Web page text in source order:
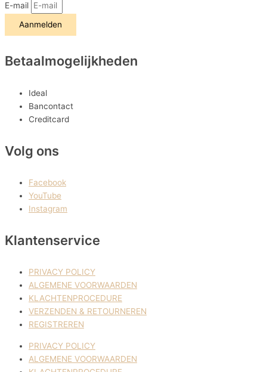
E-mail
Aanmelden
Betaalmogelijkheden
Ideal
Bancontact
Creditcard
Volg ons
Facebook
YouTube
Instagram
Klantenservice
PRIVACY POLICY
ALGEMENE VOORWAARDEN
KLACHTENPROCEDURE
VERZENDEN & RETOURNEREN
REGISTREREN
PRIVACY POLICY
ALGEMENE VOORWAARDEN